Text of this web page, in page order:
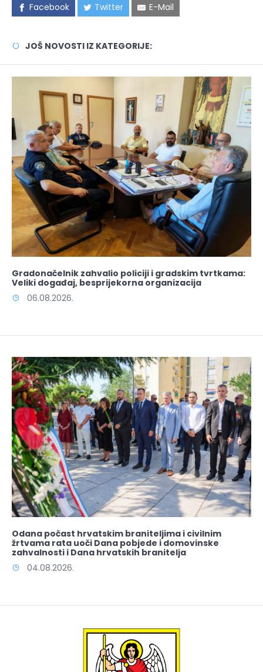
Facebook Twitter E-Mail
JOŠ NOVOSTI IZ KATEGORIJE:
Gradonačelnik zahvalio policiji i gradskim tvrtkama:
Veliki događaj, besprijekorna organizacija
06.08.2026.
Odana počast hrvatskim braniteljima i civilnim
žrtvama rata uoči Dana pobjede i domovinske
zahvalnosti i Dana hrvatskih branitelja
04.08.2026.